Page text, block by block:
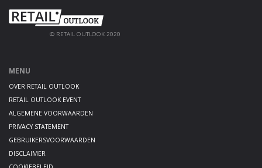
© RETAIL OUTLOOK 2020
MENU
OVER RETAIL OUTLOOK
RETAIL OUTLOOK EVENT
ALGEMENE VOORWAARDEN
PRIVACY STATEMENT
GEBRUIKERSVOORWAARDEN
DISCLAIMER